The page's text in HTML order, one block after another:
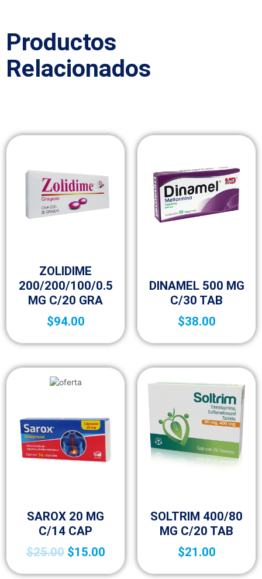
Productos
Relacionados
ZOLIDIME
200/200/100/0.5
MG C/20 GRA
$94.00
DINAMEL 500 MG
C/30 TAB
$38.00
SAROX 20 MG
C/14 CAP
$25.00 $15.00
SOLTRIM 400/80
MG C/20 TAB
$21.00